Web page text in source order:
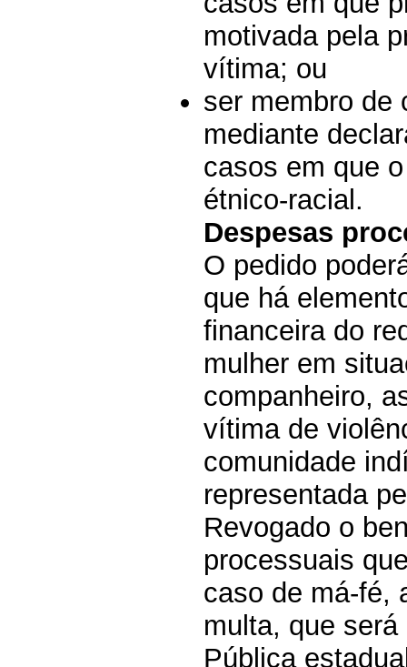
motivada pela
vítima; ou
ser membro de
mediante
casos em que
étnico-racial.
Despesas
O pedido
que há
financeira do
mulher em
companheiro,
vítima de
comunidade
representada
Revogado o
processuais
caso de má-fé,
multa, que
Pública